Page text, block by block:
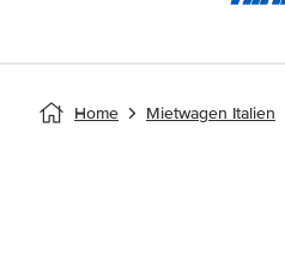
Home Mietwagen Italien